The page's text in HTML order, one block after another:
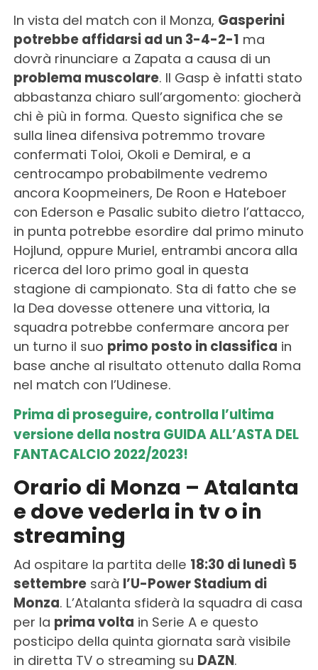
In vista del match con il Monza, Gasperini
potrebbe affidarsi ad un 3-4-2-1 ma
dovrà rinunciare a Zapata a causa di un
problema muscolare. Il Gasp è infatti stato
abbastanza chiaro sull’argomento: giocherà
chi è più in forma. Questo significa che se
sulla linea difensiva potremmo trovare
confermati Toloi, Okoli e Demiral, e a
centrocampo probabilmente vedremo
ancora Koopmeiners, De Roon e Hateboer
con Ederson e Pasalic subito dietro l’attacco,
in punta potrebbe esordire dal primo minuto
Hojlund, oppure Muriel, entrambi ancora alla
ricerca del loro primo goal in questa
stagione di campionato. Sta di fatto che se
la Dea dovesse ottenere una vittoria, la
squadra potrebbe confermare ancora per
un turno il suo primo posto in classifica in
base anche al risultato ottenuto dalla Roma
nel match con l’Udinese.
Prima di proseguire, controlla l’ultima
versione della nostra GUIDA ALL’ASTA DEL
FANTACALCIO 2022/2023!
Orario di Monza – Atalanta
e dove vederla in tv o in
streaming
Ad ospitare la partita delle 18:30 di lunedì 5
settembresarà l’U-Power Stadium di
Monza. L’Atalanta sfiderà la squadra di casa
per la prima volta in Serie A e questo
posticipo della quinta giornata sarà visibile
in diretta TV o streaming su DAZN.